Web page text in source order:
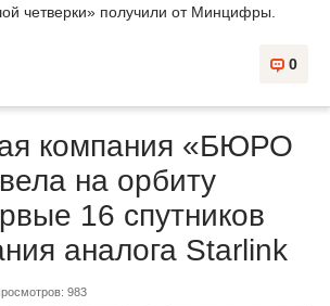
четверки» получили от Минцифры.
0
компания «БЮРО
на орбиту
16 спутников
аналога Starlink
983